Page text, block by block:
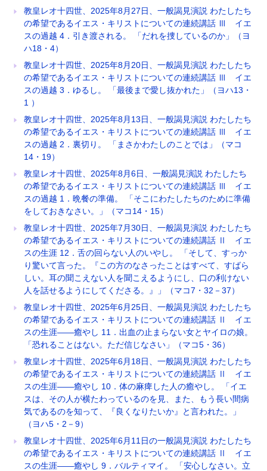
教皇レオ十四世、2025年8月27日、一般謁見演説 わたしたち
の希望であるイエス・キリストについての連続講話 Ⅲ イエ
スの過越 4．引き渡される。 「だれを捜しているのか」（ヨ
ハ18・4）
教皇レオ十四世、2025年8月20日、一般謁見演説 わたしたち
の希望であるイエス・キリストについての連続講話 Ⅲ イエ
スの過越 3．ゆるし。 「最後まで愛し抜かれた」（ヨハ13・
1 ）
教皇レオ十四世、2025年8月13日、一般謁見演説 わたしたち
の希望であるイエス・キリストについての連続講話 Ⅲ イエ
スの過越 2．裏切り。 「まさかわたしのことでは」（マコ
14・19）
教皇レオ十四世、2025年8月6日、一般謁見演説 わたしたち
の希望であるイエス・キリストについての連続講話 Ⅲ イエ
スの過越 1．晩餐の準備。 「そこにわたしたちのために準備
をしておきなさい。」（マコ14・15）
教皇レオ十四世、2025年7月30日、一般謁見演説 わたしたち
の希望であるイエス・キリストについての連続講話 Ⅱ イエ
スの生涯 12．舌の回らない人のいやし。 「そして、すっか
り驚いて言った。『この方のなさったことはすべて、すばら
しい。耳の聞こえない人を聞こえるようにし、口の利けない
人を話せるようにしてくださる。』」（マコ7・32－37）
教皇レオ十四世、2025年6月25日、一般謁見演説 わたしたち
の希望であるイエス・キリストについての連続講話 Ⅱ イエ
スの生涯――癒やし 11．出血の止まらない女とヤイロの娘。
「恐れることはない。ただ信じなさい」（マコ5・36）
教皇レオ十四世、2025年6月18日、一般謁見演説 わたしたち
の希望であるイエス・キリストについての連続講話 Ⅱ イエ
スの生涯――癒やし 10．体の麻痺した人の癒やし。 「イエ
スは、その人が横たわっているのを見、また、もう長い間病
気であるのを知って、『良くなりたいか』と言われた。」
（ヨハ5・2－9）
教皇レオ十四世、2025年6月11日の一般謁見演説 わたしたち
の希望であるイエス・キリストについての連続講話 Ⅱ イエ
スの生涯――癒やし 9．バルティマイ。 「安心しなさい。立